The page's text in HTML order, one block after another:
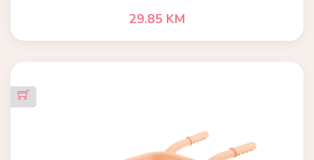
29.85 KM